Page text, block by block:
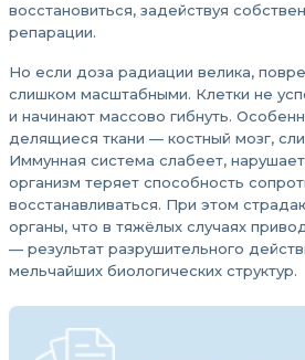
восстановиться, задействуя
репарации.
Но если доза радиации велика,
слишком масштабными. Клетки не
и начинают массово гибнуть.
делящиеся ткани — костный мозг,
Иммунная система слабеет,
организм теряет способность
восстанавливаться. При этом
органы, что в тяжёлых случаях
— результат разрушительного
мельчайших биологических структур.